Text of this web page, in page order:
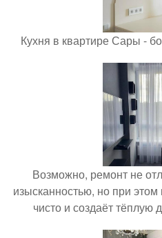
Кухня в квартире Сары -
Возможно, ремонт не
изысканностью, но при
чисто и создаёт